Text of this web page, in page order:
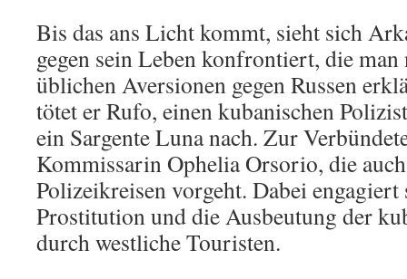
Bis das ans Licht kommt, sieht sich
gegen sein Leben konfrontiert, die
üblichen Aversionen gegen Russen
tötet er Rufo, einen kubanischen
ein Sargente Luna nach. Zur
Kommissarin Ophelia Orsorio, die
Polizeikreisen vorgeht. Dabei engagiert
Prostitution und die Ausbeutung der
durch westliche Touristen.